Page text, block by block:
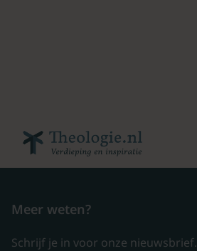
Meer weten?
Schrijf je in voor onze nieuwsbrief.